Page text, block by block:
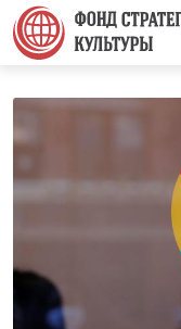
Перейти
основному
содержанию
Основная